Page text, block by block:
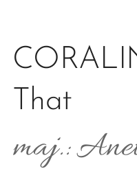
That
maj.: